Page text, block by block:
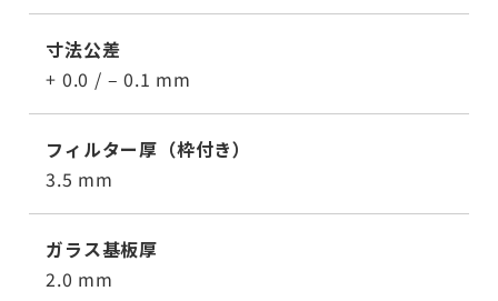
寸法公差
+ 0.0 / – 0.1 mm
フィルター厚（枠付き）
3.5 mm
ガラス基板厚
2.0 mm